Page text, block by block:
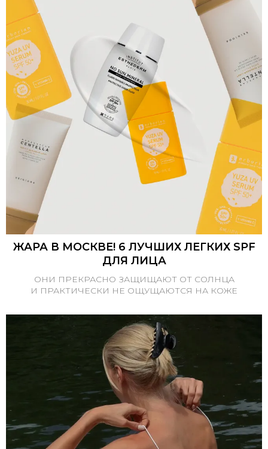
ЖАРА В МОСКВЕ! 6 ЛУЧШИХ ЛЕГКИХ SPF
ДЛЯ ЛИЦА
ОНИ ПРЕКРАСНО ЗАЩИЩАЮТ ОТ СОЛНЦА
И ПРАКТИЧЕСКИ НЕ ОЩУЩАЮТСЯ НА КОЖЕ